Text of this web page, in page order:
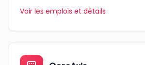
Voir les emplois et détails